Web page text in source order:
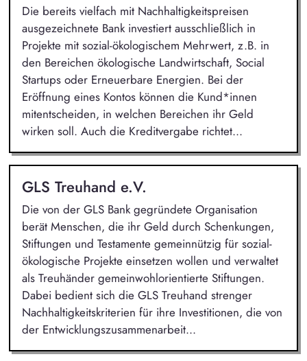
Die bereits vielfach mit Nachhaltigkeitspreisen
ausgezeichnete Bank investiert ausschließlich in
Projekte mit sozial-ökologischem Mehrwert, z.B. in
den Bereichen ökologische Landwirtschaft, Social
Startups oder Erneuerbare Energien. Bei der
Eröffnung eines Kontos können die Kund*innen
mitentscheiden, in welchen Bereichen ihr Geld
wirken soll. Auch die Kreditvergabe richtet...
GLS Treuhand e.V.
Die von der GLS Bank gegründete Organisation
berät Menschen, die ihr Geld durch Schenkungen,
Stiftungen und Testamente gemeinnützig für sozial-
ökologische Projekte einsetzen wollen und verwaltet
als Treuhänder gemeinwohlorientierte Stiftungen.
Dabei bedient sich die GLS Treuhand strenger
Nachhaltigkeitskriterien für ihre Investitionen, die von
der Entwicklungszusammenarbeit...